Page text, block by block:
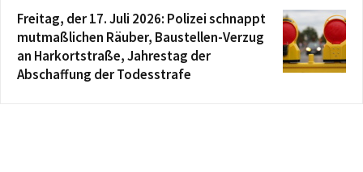
Freitag, der 17. Juli 2026: Polizei schnappt
mutmaßlichen Räuber, Baustellen-Verzug
an Harkortstraße, Jahrestag der
Abschaffung der Todesstrafe